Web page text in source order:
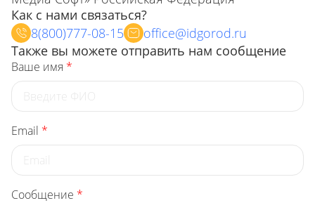
Как с нами связаться?
8(800)777-08-15
office@idgorod.ru
Также вы можете отправить нам сообщение
Ваше имя *
Email *
Сообщение *